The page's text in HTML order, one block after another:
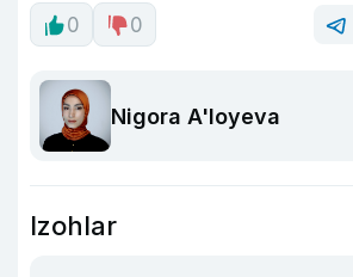
0 0
Nigora A'loyeva
Izohlar